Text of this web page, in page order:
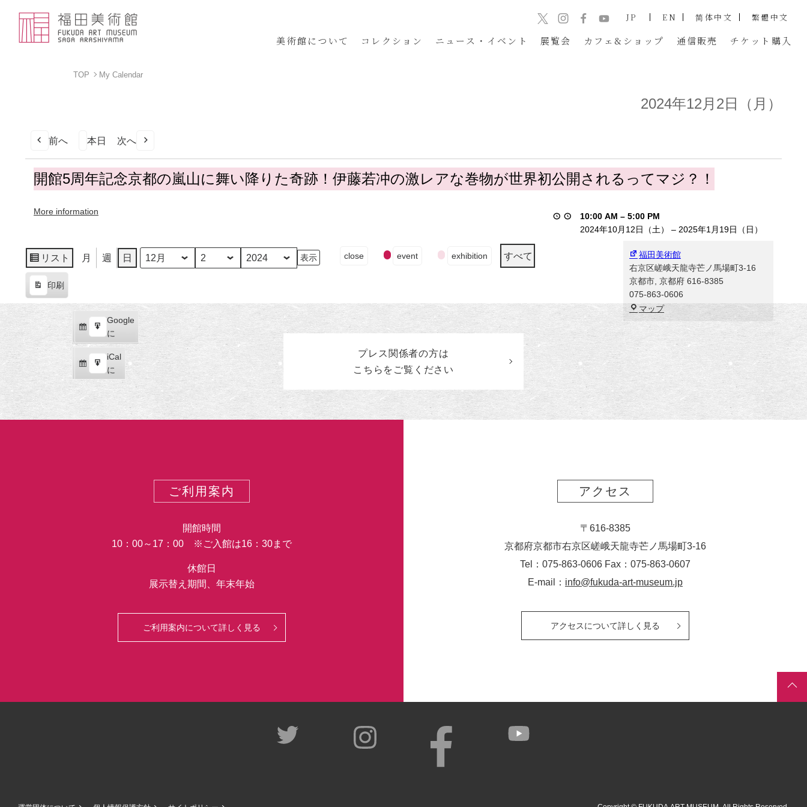
美術館について コレクション ニュース・イベント 展覧会 カフェ&ショップ 通信販売 チケット 購入
JP EN 简体中文 繁體中文
TOP My Calendar
2024年12月2日（月）
前へ 本日 次へ
開
館
周
念
京
都
嵐
に
舞
り
た
っ
開館5周年記念京都の嵐山に舞い降りた奇跡！伊藤若冲の激レアな巻物が世界初公開されるってマジ？！
10:00 AM – 5:00 PM
2024年10月12日（土）
– 2025年1月19日（日）
福田美術館
右京区嵯峨天龍寺芒ノ馬場町3-16
京都市 京都府 616-8385
075-863-0606
マップ福
田
術
館
More information
リスト
表
示
月 週 日
月
日
年
の
カ
close event exhibition すべて
印刷
示
Google
で
購
読
iCal
で
購
読
Google
に
エ
ク
ス
ポ
ト
iCal
に
エ
ス
ポ
ー
プレス関係者の方は
こちらをご覧ください
ご利用案内
開館時間
10：00～17：00 ※ご入館は16：30まで
休館日
展示替え期間、年末年始
ご利用案内について詳しく見る
アクセス
〒616-8385
京都府京都市右京区嵯峨天龍寺芒ノ馬場町3-16
Tel：075-863-0606 Fax：075-863-0607
E-mail： info@fukuda-art-museum.jp
アクセスについて詳しく見る